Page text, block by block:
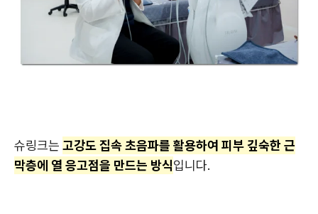
슈링크는 고강도 집속 초음파를 활용하여 피부 깊숙한 근
막층에 열 응고점을 만드는 방식입니다.